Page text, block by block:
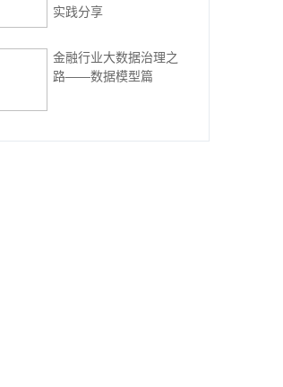
实践分享
金融行业大数据治理之
路——数据模型篇